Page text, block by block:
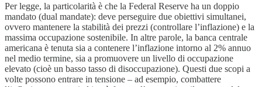
Per legge, la particolarità è che la Federal Reserve ha un doppio
mandato (dual mandate): deve perseguire due obiettivi simultanei,
ovvero mantenere la stabilità dei prezzi (controllare l’inflazione) e la
massima occupazione sostenibile. In altre parole, la banca centrale
americana è tenuta sia a contenere l’inflazione intorno al 2% annuo
nel medio termine, sia a promuovere un livello di occupazione
elevato (cioè un basso tasso di disoccupazione). Questi due scopi a
volte possono entrare in tensione – ad esempio, combattere